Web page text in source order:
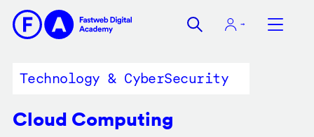
contenuto
Technology & CyberSecurity
Cloud Computing